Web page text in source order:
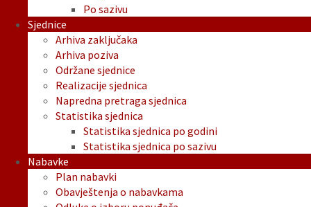
Po sazivu
Sjednice
Arhiva zaključaka
Arhiva poziva
Održane sjednice
Realizacije sjednica
Napredna pretraga sjednica
Statistika sjednica
Statistika sjednica po godini
Statistika sjednica po sazivu
Nabavke
Plan nabavki
Obavještenja o nabavkama